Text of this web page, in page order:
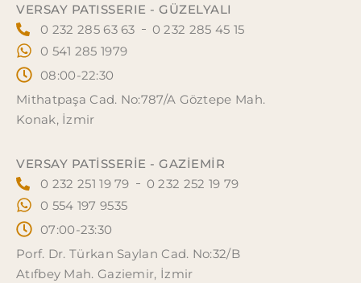
VERSAY PATISSERIE - GÜZELYALI
0 232 285 63 63
0 232 285 45 15
0 541 285 1979
08:00-22:30
Mithatpaşa Cad. No:787/A Göztepe Mah.
Konak, İzmir
VERSAY PATISSERIE - GAZİEMİR
0 232 251 19 79
0 232 252 19 79
0 554 197 9535
07:00-23:30
Porf. Dr. Türkan Saylan Cad. No:32/B
Atıfbey Mah. Gaziemir, İzmir